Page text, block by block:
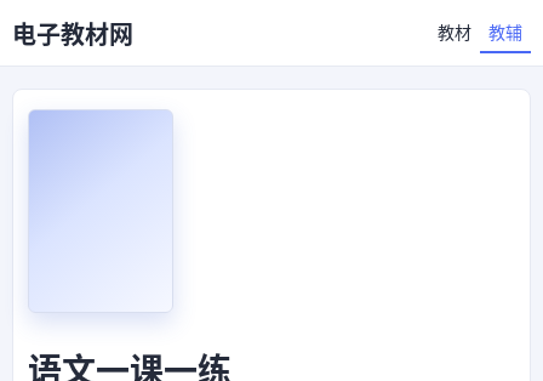
电子教材网 教材 教辅
语文一课一练